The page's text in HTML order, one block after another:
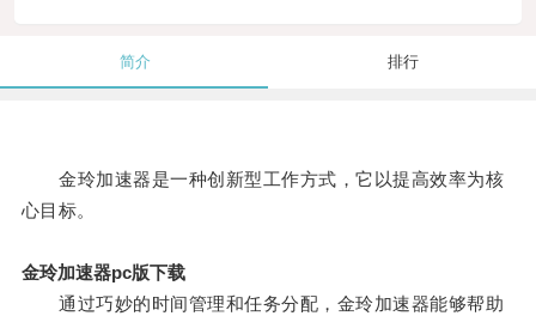
简介 排行
金玲加速器是一种创新型工作方式，它以提高效率为核
心目标。
金玲加速器pc版下载
通过巧妙的时间管理和任务分配，金玲加速器能够帮助